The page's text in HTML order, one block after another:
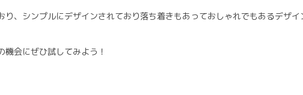
、シンプルにデザインされており落ち着きもあっておしゃれでもあるデザイ
会にぜひ試してみよう！